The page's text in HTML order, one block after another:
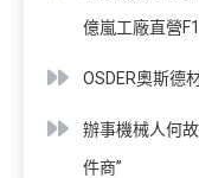
億嵐工廠直營
OSDER奧斯德
辦事機械人何
件商”